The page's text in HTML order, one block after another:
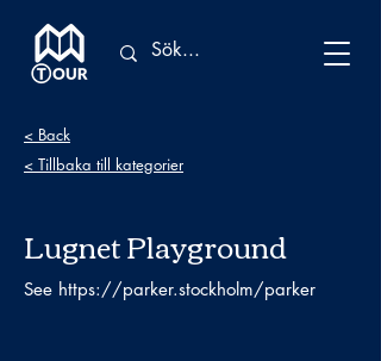
< Back
< Tillbaka till kategorier
Lugnet Playground
See https://parker.stockholm/parker